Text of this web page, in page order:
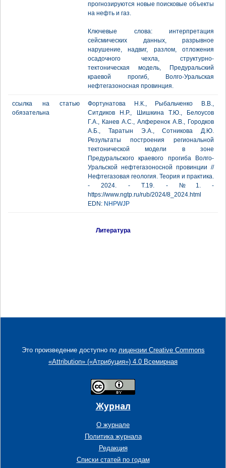
прогнозируются новые поисковые объекты
на нефть и газ.
Ключевые слова: интерпретация
сейсмических данных, разрывное
нарушение, надвиг, разлом, отложения
осадочного чехла, структурно-
тектоническая модель, Предуральский
краевой прогиб, Волго-Уральская
нефтегазоносная провинция.
ссылка на статью
обязательна
Фортунатова Н.К., Рыбальченко В.В.,
Ситдиков Н.Р., Шишкина Т.Ю., Белоусов
Г.А., Канев А.С., Алференок А.В., Городков
А.Б., Таратын Э.А., Сотникова Д.Ю.
Результаты построения региональной
тектонической модели в зоне
Предуральского краевого прогиба Волго-
Уральской нефтегазоносной провинции //
Нефтегазовая геология. Теория и практика.
- 2024. - Т.19. - №1. -
https://www.ngtp.ru/rub/2024/8_2024.html
EDN: NHPWJP
Литература
Это произведение доступно по лицензии Creative Commons
«Attribution» («Атрибуция») 4.0 Всемирная
Журнал
О журнале
Политика журнала
Редакция
Списки статей по годам